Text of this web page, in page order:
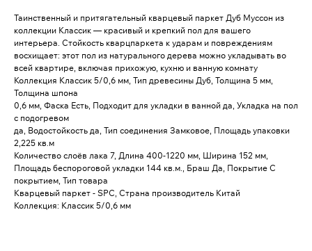
Таинственный и притягательный кварцевый паркет Дуб Муссон из
коллекции Классик — красивый и крепкий пол для вашего
интерьера. Стойкость кварцпаркета к ударам и повреждениям
восхищает: этот пол из натурального дерева можно укладывать во
всей квартире, включая прихожую, кухню и ванную комнату
Коллекция Классик 5/0,6 мм, Тип древесины Дуб, Толщина 5 мм,
Толщина шпона
0,6 мм, Фаска Есть, Подходит для укладки в ванной да, Укладка на пол
c подогревом
да, Водостойкость да, Тип соединения Замковое, Площадь упаковки
2,225 кв.м
Количество слоёв лака 7, Длина 400-1220 мм, Ширина 152 мм,
Площадь беспороговой укладки 144 кв.м., Браш Да, Покрытие С
покрытием, Тип товара
Кварцевый паркет - SPC, Страна производитель Китай
Коллекция: Классик 5/0,6 мм